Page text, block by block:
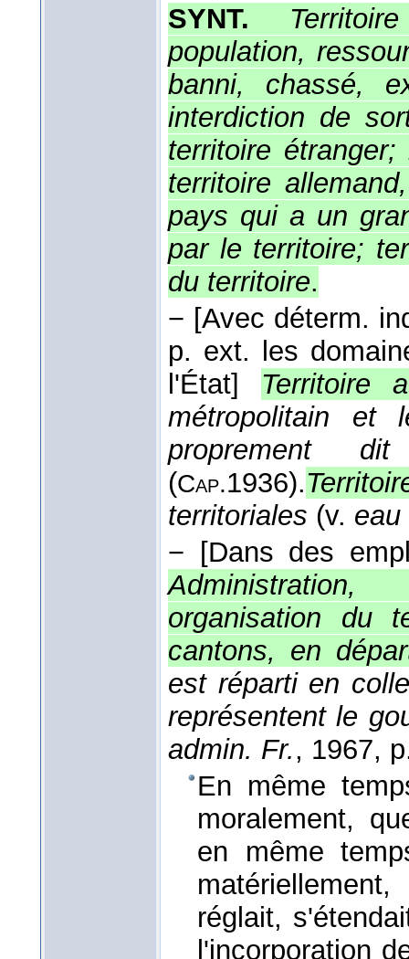
SYNT.
population,
banni, chassé,
interdiction de
territoire
territoire
pays qui a un
par le territoire;
du territoire.
− [Avec déterm.
p. ext. les
l'État]
Territoire
métropolitain et
proprement
(Cap.1936).
territoriales (v. eau
−
[Dans des
organisation du
cantons, en
est réparti en
représentent le
admin. Fr., 1967,
En même
moralement,
en même
réglait,
l'incorporation